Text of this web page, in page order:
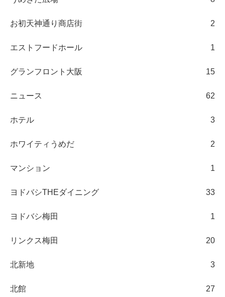
お初天神通り商店街 2
エストフードホール 1
グランフロント大阪 15
ニュース 62
ホテル 3
ホワイティうめだ 2
マンション 1
ヨドバシTHEダイニング 33
ヨドバシ梅田 1
リンクス梅田 20
北新地 3
北館 27